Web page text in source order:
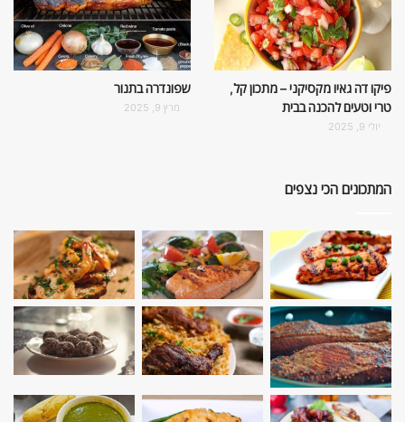
פיקו דה גאיו מקסיקני – מתכון קל,
טרי וטעים להכנה בבית
יולי 9, 2025
שפונדרה בתנור
מרץ 9, 2025
המתכונים הכי נצפים